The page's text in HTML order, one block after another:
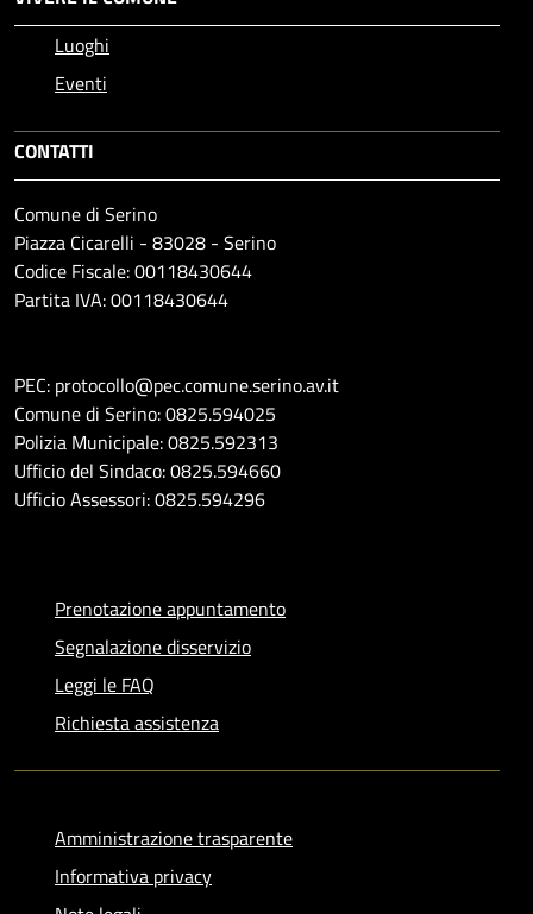
Luoghi
Eventi
CONTATTI
Comune di Serino
Piazza Cicarelli - 83028 - Serino
Codice Fiscale: 00118430644
Partita IVA: 00118430644
PEC: protocollo@pec.comune.serino.av.it
Comune di Serino: 0825.594025
Polizia Municipale: 0825.592313
Ufficio del Sindaco: 0825.594660
Ufficio Assessori: 0825.594296
Prenotazione appuntamento
Segnalazione disservizio
Leggi le FAQ
Richiesta assistenza
Amministrazione trasparente
Informativa privacy